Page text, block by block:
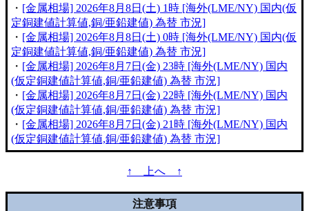
・ [金属相場] 2026年8月8日(土) 1時 [海外(LME/NY) 国内(仮
定銅建値計算値,銅/亜鉛建値) 為替 市況]
・ [金属相場] 2026年8月8日(土) 0時 [海外(LME/NY) 国内(仮
定銅建値計算値,銅/亜鉛建値) 為替 市況]
・ [金属相場] 2026年8月7日(金) 23時 [海外(LME/NY) 国内
(仮定銅建値計算値,銅/亜鉛建値) 為替 市況]
・ [金属相場] 2026年8月7日(金) 22時 [海外(LME/NY) 国内
(仮定銅建値計算値,銅/亜鉛建値) 為替 市況]
・ [金属相場] 2026年8月7日(金) 21時 [海外(LME/NY) 国内
(仮定銅建値計算値,銅/亜鉛建値) 為替 市況]
↑ 上へ ↑
注意事項